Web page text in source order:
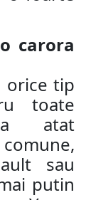
carora
orice tip
toate
atat
sau
putin